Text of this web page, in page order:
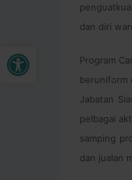
Buka bar
dan diri
Program
beruniform
Jabatan
pelbagai
samping
dan jualan